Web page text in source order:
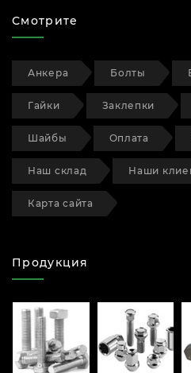
Смотрите
Анкера Болты
Гайки Заклепки
Шайбы Оплата
Наш склад Наши
Карта сайта
Продукция